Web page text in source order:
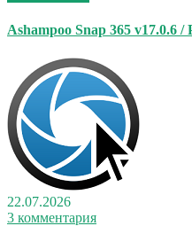
Ashampoo Snap 365 v17.0.6 /
22.07.2026
3 комментария